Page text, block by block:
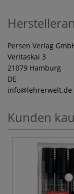
Persen Verlag
Veritaskai 3
21079 Hamburg
DE
info@lehrerwelt.de
Kunden